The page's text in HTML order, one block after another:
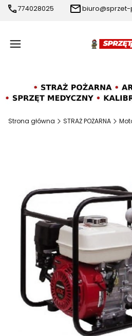
774028025 biuro@sprzet-
Strona główna STRAŻ POŻARNA